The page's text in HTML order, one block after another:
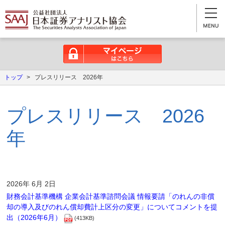
トップ > プレスリリース 2026年
プレスリリース 2026
年
2026年 6月 2日
財務会計基準機構 企業会計基準諮問会議 情報要請「のれんの非償
却の導入及びのれん償却費計上区分の変更」についてコメントを提
出（2026年6月）
(413KB)